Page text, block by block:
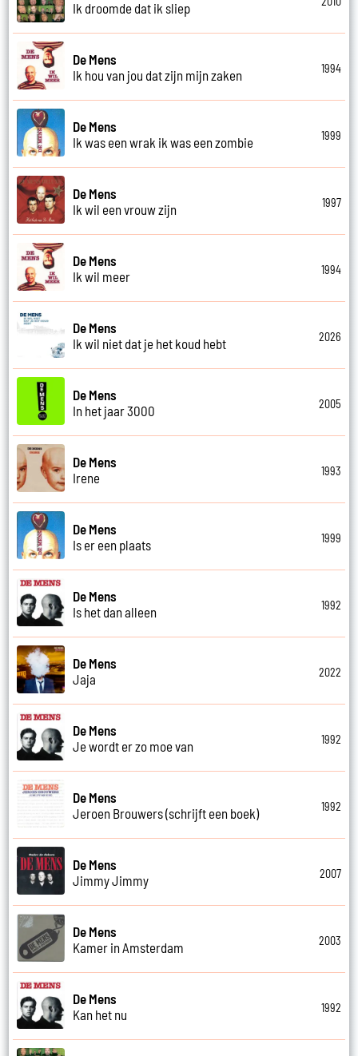
Ik droomde dat ik sliep
De Mens
Ik hou van jou dat zijn mijn zaken
1994
De Mens
Ik was een wrak ik was een zombie
1999
De Mens
Ik wil een vrouw zijn
1997
De Mens
Ik wil meer
1994
De Mens
Ik wil niet dat je het koud hebt
2026
De Mens
In het jaar 3000
2005
De Mens
Irene
1993
De Mens
Is er een plaats
1999
De Mens
Is het dan alleen
1992
De Mens
Jaja
2022
De Mens
Je wordt er zo moe van
1992
De Mens
Jeroen Brouwers (schrijft een boek)
1992
De Mens
Jimmy Jimmy
2007
De Mens
Kamer in Amsterdam
2003
De Mens
Kan het nu
1992